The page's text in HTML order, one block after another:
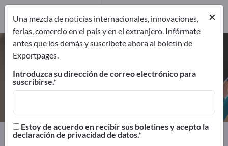
Carpetas flexibles – encuentre
fabricantes y proveedores
Exportadores Fabricantes
Fabricantes6
Exportpages
Material de oficina
×
Una mezcla de noticias internacionales, innovaciones,
ferias, comercio en el país y en el extranjero. Infórmate
antes que los demás y suscríbete ahora al boletín de
Exportpages.
Introduzca su dirección de correo electrónico para
suscribirse.
Estoy de acuerdo en recibir sus boletines y acepto la
declaración de privacidad de datos.